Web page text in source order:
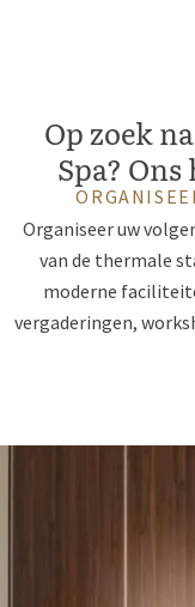
Op zoek
Spa?
Organiseer uw
van de thermale
moderne
vergaderingen,